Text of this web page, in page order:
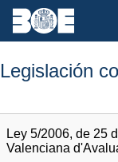
Legislación
Ley 5/2006, de 25
Valenciana